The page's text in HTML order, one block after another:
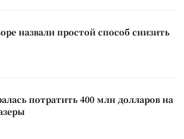
назвали простой способ снизить
потратить 400 млн долларов на